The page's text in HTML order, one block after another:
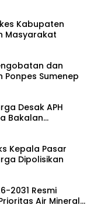
Kabupaten
Masyarakat
dan
Ponpes Sumenep
Desak APH
Bakalan
Kepala Pasar
Dipolisikan
2031 Resmi
Air Mineral